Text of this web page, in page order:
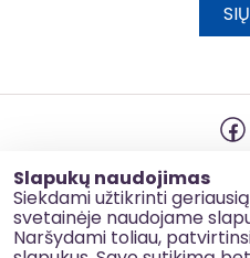
Slapukų naudojimas
Siekdami užtikrinti
svetainėje naudojame
Naršydami toliau,
Slapukų naudojimas
Korupcijos prevencija